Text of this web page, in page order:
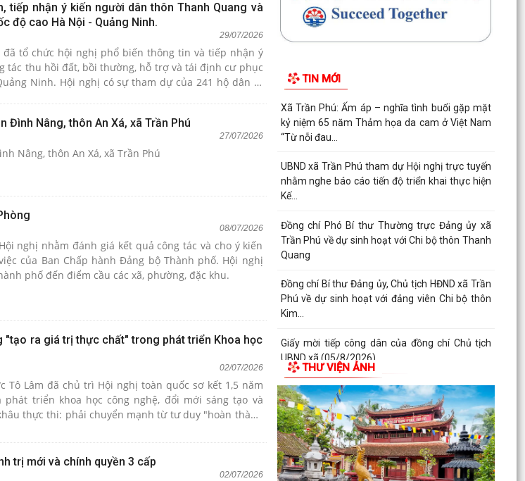
tiếp nhận ý kiến người dân thôn Thanh Quang và
độ cao Hà Nội - Quảng Ninh.
29/07/2026
đã tổ chức hội nghị phổ biến thông tin và tiếp nhận ý
tác thu hồi đất, bồi thường, hỗ trợ và tái định cư phục
Ninh. Hội nghị có sự tham dự của 241 hộ dân bị
Đình Nâng, thôn An Xá, xã Trần Phú
27/07/2026
Nâng, thôn An Xá, xã Trần Phú
08/07/2026
nghị nhằm đánh giá kết quả công tác và cho ý kiến
của Ban Chấp hành Đảng bộ Thành phố. Hội nghị
phố đến điểm cầu các xã, phường, đặc khu.
"tạo ra giá trị thực chất" trong phát triển Khoa học
02/07/2026
Tô Lâm đã chủ trì Hội nghị toàn quốc sơ kết 1,5 năm
triển khoa học công nghệ, đổi mới sáng tạo và
thực thi: phải chuyển mạnh từ tư duy "hoàn thành
trị mới và chính quyền 3 cấp
02/07/2026
TIN MỚI
Xã Trần Phú: Ấm áp – nghĩa tình buổi gặp mặt
kỷ niệm 65 năm Thảm họa da cam ở Việt Nam
“Từ nỗi đau...
UBND xã Trần Phú tham dự Hội nghị trực tuyến
nhằm nghe báo cáo tiến độ triển khai thực hiện
Kế...
Đồng chí Phó Bí thư Thường trực Đảng ủy xã
Trần Phú về dự sinh hoạt với Chi bộ thôn Thanh
Quang
Đồng chí Bí thư Đảng ủy, Chủ tịch HĐND xã Trần
Phú về dự sinh hoạt với đảng viên Chi bộ thôn
Kim...
Giấy mời tiếp công dân của đồng chí Chủ tịch
UBND xã (05/8/2026)
Lịch làm việc của lãnh đạo UBND xã Trần Phú từ
ngày 03/8/2026 đến ngày 09/8/2026
THƯ VIỆN ẢNH